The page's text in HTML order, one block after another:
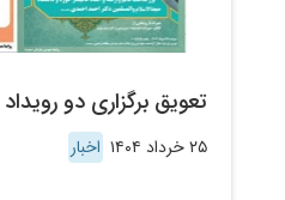
تعویق برگزاری دو
۲۵ خرداد ۱۴۰۴ اخبار